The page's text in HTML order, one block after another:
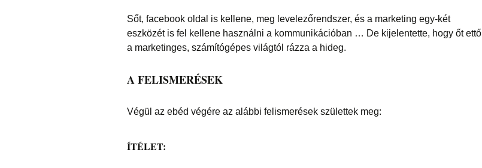
Sőt, facebook oldal is kellene, meg levelezőrendszer, és a marketing egy-két
eszközét is fel kellene használni a kommunikációban … De kijelentette, hogy őt ettől
a marketinges, számítógépes világtól rázza a hideg.
A FELISMERÉSEK
Végül az ebéd végére az alábbi felismerések születtek meg:
ÍTÉLET: